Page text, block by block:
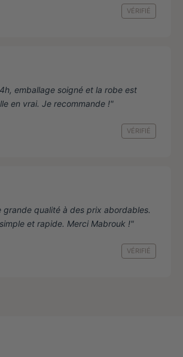
VÉRIFIÉ
emballage soigné et la robe est
en vrai. Je recommande !"
VÉRIFIÉ
grande qualité à des prix abordables.
et rapide. Merci Mabrouk !"
VÉRIFIÉ